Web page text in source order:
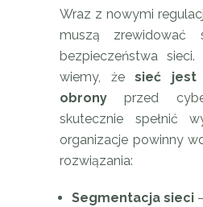
Wraz z nowymi
muszą zrewidować
bezpieczeństwa
wiemy, żesieć jest
obrony przed
skutecznie spełnić
organizacje powinny
rozwiązania:
Segmentacja sieci